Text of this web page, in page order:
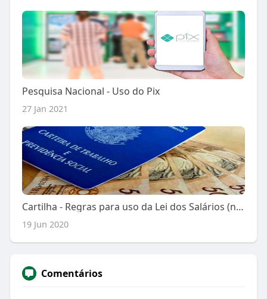
Pesquisa Nacional - Uso do Pix
27 Jan 2021
Cartilha - Regras para uso da Lei dos Salários (nº 14.020, antiga MP 936)
19 Jun 2020
Comentários